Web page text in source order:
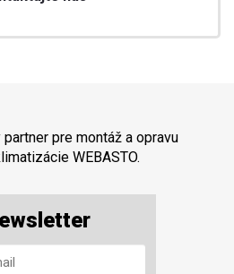
pre montáž a opravu
WEBASTO.